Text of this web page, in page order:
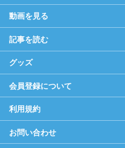
動画を見る
記事を読む
グッズ
会員登録について
利用規約
お問い合わせ